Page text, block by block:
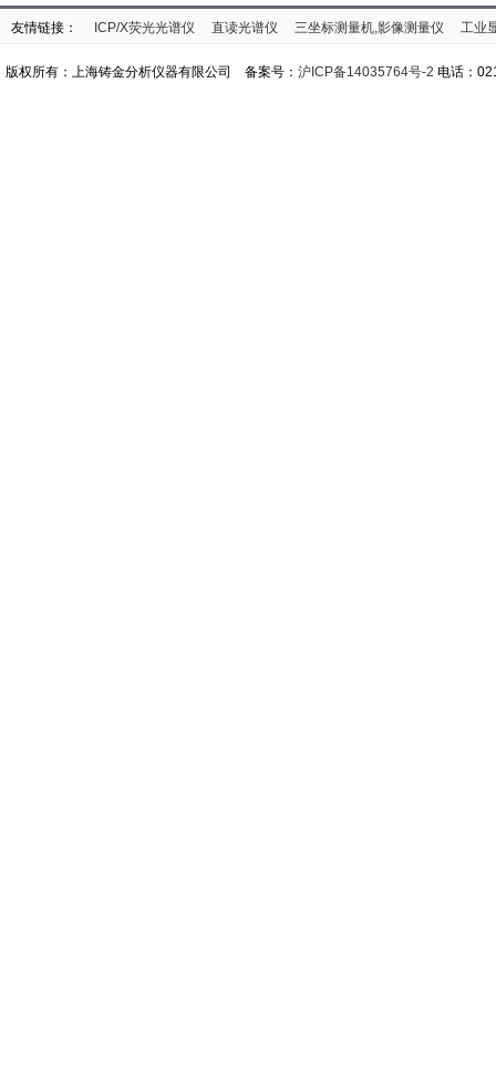
友情链接： ICP/X荧光光谱仪 直读光谱仪 三坐标测量机,影像测量仪 工业
版权所有：上海铸金分析仪器有限公司 备案号： 沪ICP备14035764号-2 电话：